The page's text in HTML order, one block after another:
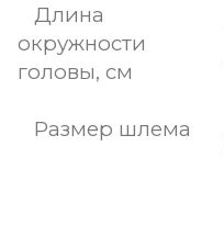
Длина
окружности
головы, см
Размер шлема